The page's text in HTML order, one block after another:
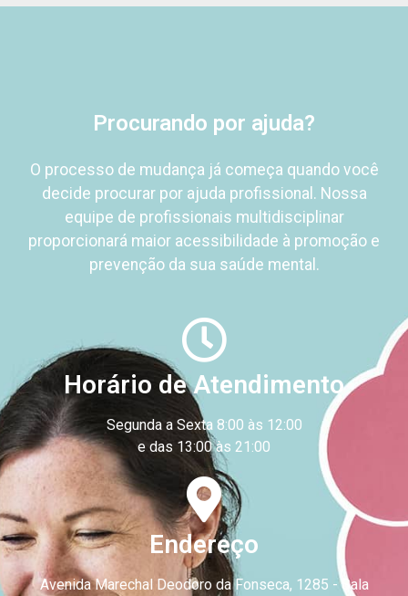
Procurando por ajuda?
O processo de mudança já começa quando você
decide procurar por ajuda profissional. Nossa
equipe de profissionais multidisciplinar
proporcionará maior acessibilidade à promoção e
prevenção da sua saúde mental.
Horário de Atendimento
Segunda a Sexta 8:00 às 12:00
e das 13:00 às 21:00
Endereço
Avenida Marechal Deodoro da Fonseca, 1285 - Sala